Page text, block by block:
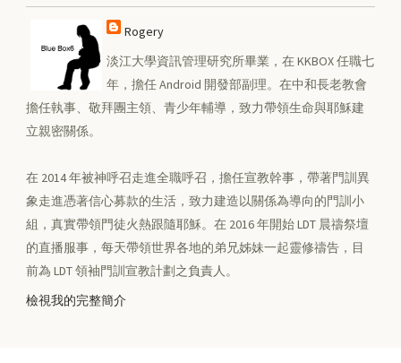
Rogery
淡江大學資訊管理研究所畢業，在 KKBOX 任職七
年，擔任 Android 開發部副理。在中和長老教會
擔任執事、敬拜團主領、青少年輔導，致力帶領生命與耶穌建
立親密關係。
在 2014 年被神呼召走進全職呼召，擔任宣教幹事，帶著門訓異
象走進憑著信心募款的生活，致力建造以關係為導向的門訓小
組，真實帶領門徒火熱跟隨耶穌。在 2016 年開始 LDT 晨禱祭壇
的直播服事，每天帶領世界各地的弟兄姊妹一起靈修禱告，目
前為 LDT 領袖門訓宣教計劃之負責人。
檢視我的完整簡介